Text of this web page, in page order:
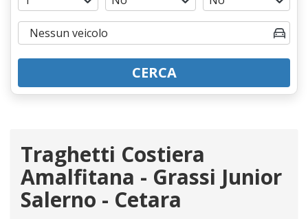
CERCA
Traghetti Costiera
Amalfitana - Grassi Junior
Salerno - Cetara